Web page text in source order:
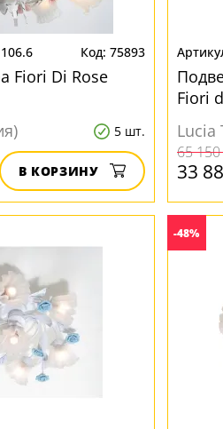
75893
Fiori Di Rose
5 шт.
В КОРЗИНУ
Fiori
Lucia
65
33
-48%